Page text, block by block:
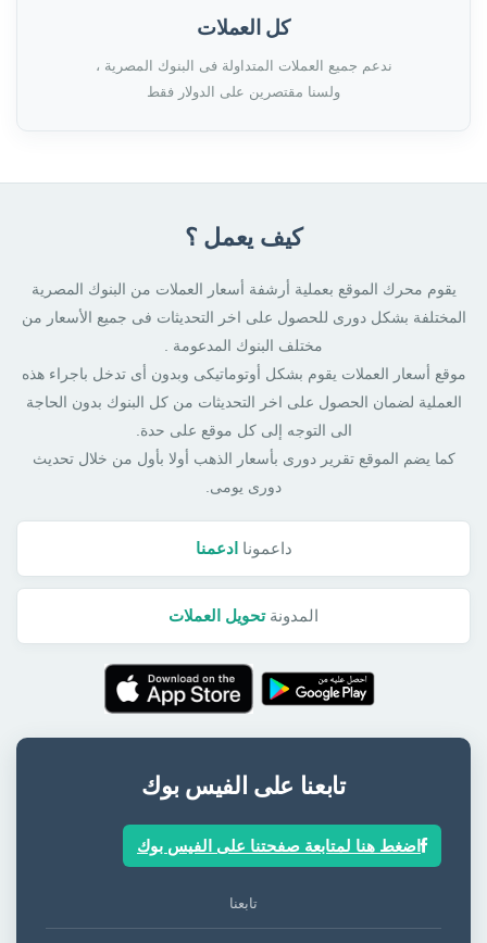
كل العملات
ندعم جميع العملات المتداولة فى البنوك المصرية ،
ولسنا مقتصرين على الدولار فقط
كيف يعمل ؟
يقوم محرك الموقع بعملية أرشفة أسعار العملات من البنوك المصرية
المختلفة بشكل دورى للحصول على اخر التحديثات فى جميع الأسعار من
مختلف البنوك المدعومة .
موقع أسعار العملات يقوم بشكل أوتوماتيكى وبدون أى تدخل باجراء هذه
العملية لضمان الحصول على اخر التحديثات من كل البنوك بدون الحاجة
الى التوجه إلى كل موقع على حدة.
كما يضم الموقع تقرير دورى بأسعار الذهب أولا بأول من خلال تحديث
دورى يومى.
داعمونا ادعمنا
المدونةتحويل العملات
تابعنا على الفيس بوك
اضغط هنا لمتابعة صفحتنا على الفيس بوك
تابعنا